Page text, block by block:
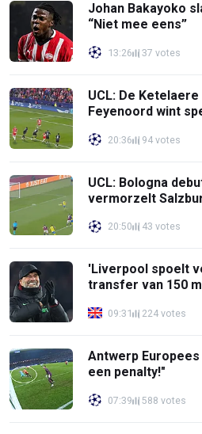
Johan Bakayoko
“Niet mee eens”
13:26 37 votes
UCL: De
Feyenoord wint
20:36 94 votes
UCL: Bologna
vermorzelt
20:50 43 votes
'Liverpool spoelt
transfer van 150
09:31 224 votes
Antwerp
een penalty!"
07:39 588 votes